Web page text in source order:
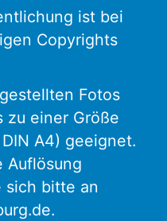
ist bei
Copyrights
Fotos
zu einer Größe
A4) geeignet.
Auflösung
sich bitte an